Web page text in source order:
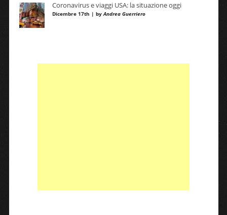
Coronavirus e viaggi USA: la situazione oggi
Dicembre 17th | byAndrea Guerriero